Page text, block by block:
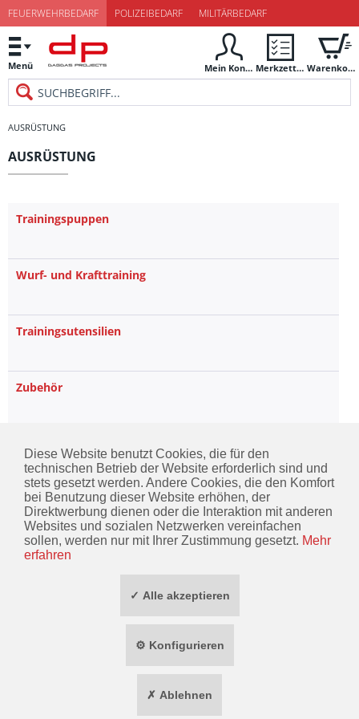
FEUERWEHRBEDARF POLIZEIBEDARF MILITÄRBEDARF
Menü Mein Konto Merkzettel Warenkorb
AUSRÜSTUNG
AUSRÜSTUNG
Trainingspuppen
Wurf- und Krafttraining
Trainingsutensilien
Zubehör
KONTAKT
INFORMATIONEN
ZAHLUNG / VERSAND
* ALLE PREISE INKL. GESETZL. MEHRWERTSTEUER ZZGL.
Diese Website benutzt Cookies, die für den
technischen Betrieb der Website erforderlich sind und
stets gesetzt werden. Andere Cookies, die den Komfort
bei Benutzung dieser Website erhöhen, der
Direktwerbung dienen oder die Interaktion mit anderen
Websites und sozialen Netzwerken vereinfachen
sollen, werden nur mit Ihrer Zustimmung gesetzt. Mehr
erfahren
✓ Alle akzeptieren
⚙ Konfigurieren
✗ Ablehnen